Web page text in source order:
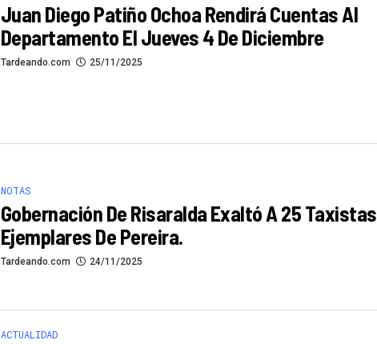
Juan Diego Patiño Ochoa Rendirá Cuentas Al
Departamento El Jueves 4 De Diciembre
Tardeando.com 25/11/2025
NOTAS
Gobernación De Risaralda Exaltó A 25 Taxistas
Ejemplares De Pereira.
Tardeando.com 24/11/2025
ACTUALIDAD